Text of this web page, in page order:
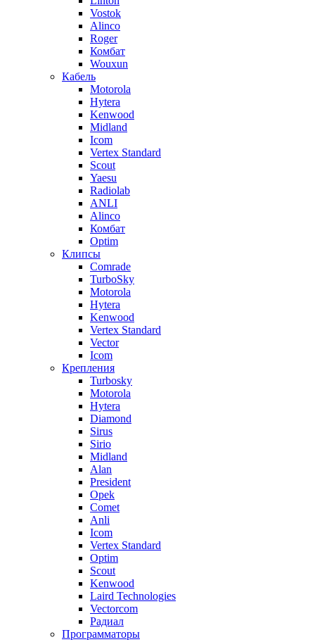
Vostok
Alinco
Roger
Комбат
Wouxun
Кабель
Motorola
Hytera
Kenwood
Midland
Icom
Vertex Standard
Scout
Yaesu
Radiolab
ANLI
Alinco
Комбат
Optim
Клипсы
Comrade
TurboSky
Motorola
Hytera
Kenwood
Vertex Standard
Vector
Icom
Крепления
Turbosky
Motorola
Hytera
Diamond
Sirus
Sirio
Midland
Alan
President
Opek
Comet
Anli
Icom
Vertex Standard
Optim
Scout
Kenwood
Laird Technologies
Vectorcom
Радиал
Программаторы